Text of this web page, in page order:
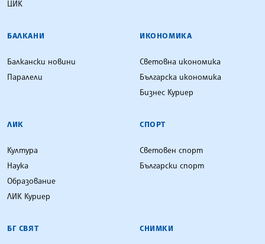
ЦИК
БАЛКАНИ
Балкански новини
Паралели
ИКОНОМИКА
Световна икономика
Българска икономика
Бизнес Куриер
ЛИК
Култура
Наука
Образование
ЛИК Куриер
СПОРТ
Световен спорт
Български спорт
БГ СВЯТ СНИМКИ